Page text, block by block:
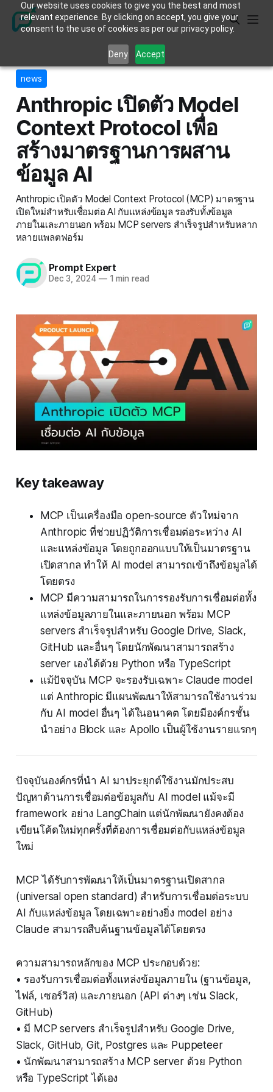
Our website uses cookies to give you the best and most
relevant experience. By clicking on accept, you give your
consent to the use of cookies as per our privacy policy.
Deny Accept
news
Anthropic เปิดตัว Model
Context Protocol เพื่อ
สร้างมาตรฐานการผสาน
ข้อมูล AI
Anthropic เปิดตัว Model Context Protocol (MCP) มาตรฐาน
เปิดใหม่สำหรับเชื่อมต่อ AI กับแหล่งข้อมูล รองรับทั้งข้อมูล
ภายในและภายนอก พร้อม MCP servers สำเร็จรูปสำหรับหลาก
หลายแพลตฟอร์ม
Prompt Expert
Dec 3, 2024 —1 min read
Key takeaway
MCP เป็นเครื่องมือ open-source ตัวใหม่จาก
Anthropic ที่ช่วยปฏิวัติการเชื่อมต่อระหว่าง AI
และแหล่งข้อมูล โดยถูกออกแบบให้เป็นมาตรฐาน
เปิดสากล ทำให้ AI model สามารถเข้าถึงข้อมูลได้
โดยตรง
MCP มีความสามารถในการรองรับการเชื่อมต่อทั้ง
แหล่งข้อมูลภายในและภายนอก พร้อม MCP
servers สำเร็จรูปสำหรับ Google Drive, Slack,
GitHub และอื่นๆ โดยนักพัฒนาสามารถสร้าง
server เองได้ด้วย Python หรือ TypeScript
แม้ปัจจุบัน MCP จะรองรับเฉพาะ Claude model
แต่ Anthropic มีแผนพัฒนาให้สามารถใช้งานร่วม
กับ AI model อื่นๆ ได้ในอนาคต โดยมีองค์กรชั้น
นำอย่าง Block และ Apollo เป็นผู้ใช้งานรายแรกๆ
ปัจจุบันองค์กรที่นำ AI มาประยุกต์ใช้งานมักประสบ
ปัญหาด้านการเชื่อมต่อข้อมูลกับ AI model แม้จะมี
framework อย่าง LangChain แต่นักพัฒนายังคงต้อง
เขียนโค้ดใหม่ทุกครั้งที่ต้องการเชื่อมต่อกับแหล่งข้อมูล
ใหม่
MCP ได้รับการพัฒนาให้เป็นมาตรฐานเปิดสากล
(universal open standard) สำหรับการเชื่อมต่อระบบ
AI กับแหล่งข้อมูล โดยเฉพาะอย่างยิ่ง model อย่าง
Claude สามารถสืบค้นฐานข้อมูลได้โดยตรง
ความสามารถหลักของ MCP ประกอบด้วย:
• รองรับการเชื่อมต่อทั้งแหล่งข้อมูลภายใน (ฐานข้อมูล,
ไฟล์, เซอร์วิส) และภายนอก (API ต่างๆ เช่น Slack,
GitHub)
• มี MCP servers สำเร็จรูปสำหรับ Google Drive,
Slack, GitHub, Git, Postgres และ Puppeteer
• นักพัฒนาสามารถสร้าง MCP server ด้วย Python
หรือ TypeScript ได้เอง